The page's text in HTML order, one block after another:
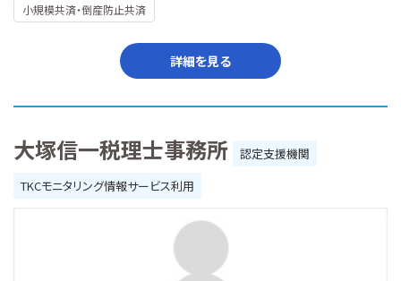
小規模共済・倒産防止共済
詳細を見る
大塚信一税理士事務所
認定支援機関
TKCモニタリング情報サービス利用